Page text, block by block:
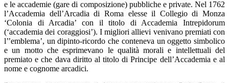
e le accademie (gare di composizione) pubbliche e private. Nel 1762
l’Accademia dell’Arcadia di Roma elesse il Collegio di Monza
‘Colonia di Arcadia’ con il titolo di Accademia Intrepidorum
(‘accademia dei coraggiosi’). I migliori allievi venivano premiati con
l’’emblema’, un dipinto-ricordo che conteneva un oggetto simbolico
e un motto che esprimevano le qualità morali e intellettuali del
premiato e che dava diritto al titolo di Principe dell’Accademia e al
nome e cognome arcadici.